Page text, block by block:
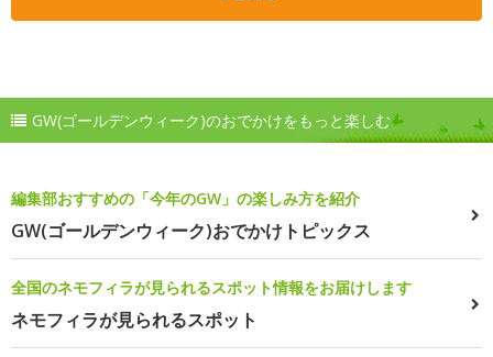
GW(ゴールデンウィーク)のおでかけをもっと楽しむ
編集部おすすめの「今年のGW」の楽しみ方を紹介
GW(ゴールデンウィーク)おでかけトピックス
全国のネモフィラが見られるスポット情報をお届けします
ネモフィラが見られるスポット